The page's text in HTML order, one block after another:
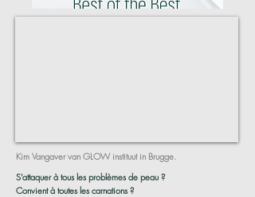
Kim Vangaver van GLOW instituut in Brugge.
S'attaquer à tous les problèmes de peau ?
Convient à toutes les carnations ?